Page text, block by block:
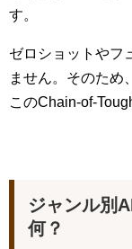
す。
ゼロショットやフ
ません。そのため
このChain-of-
ジャンル別
何？